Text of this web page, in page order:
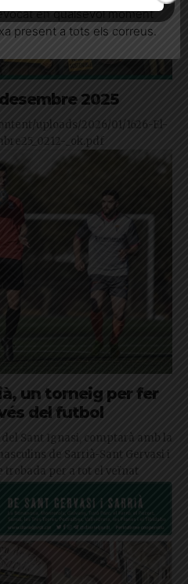
2025
uploads/2026/01/1626-El-
_ok.pdf
un torneig per fer
del futbol
Sant Ignasi, comptarà amb la
de Sarrià-Sant Gervasi i
trobada per a tot el veïnat
en qualsevol moment
present a tots els correus.